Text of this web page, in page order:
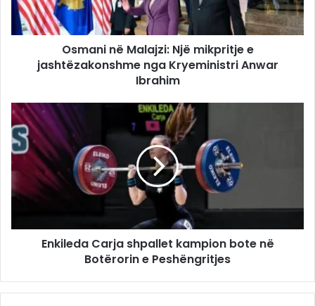
Osmani në Malajzi: Një mikpritje e
jashtëzakonshme nga Kryeministri Anwar
Ibrahim
Enkileda Carja shpallet kampion bote në
Botërorin e Peshëngritjes